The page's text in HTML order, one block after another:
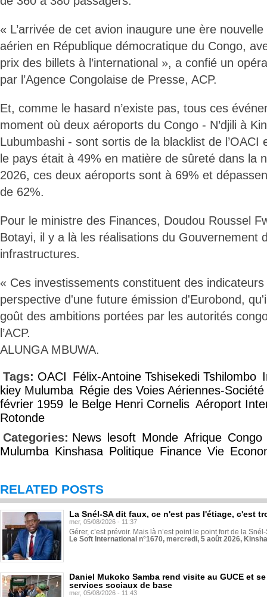
« L’arrivée de cet avion inaugure une ère
aérien en République démocratique du Congo,
prix des billets à l’international », a confié un
par l’Agence Congolaise de Presse, ACP.
Et, comme le hasard n’existe pas, tous ces
moment où deux aéroports du Congo - N’djili à
Lubumbashi - sont sortis de la blacklist de l’OACI
le pays était à 49% en matière de sûreté dans la
2026, ces deux aéroports sont à 69% et
de 62%.
Pour le ministre des Finances, Doudou Roussel
Botayi, il y a là les réalisations du Gouvernement
infrastructures.
« Ces investissements constituent des
perspective d'une future émission d'Eurobond,
goût des ambitions portées par les autorités
l’ACP.
ALUNGA MBUWA.
Tags: OACI Félix-Antoine Tshisekedi Tshilombo
kiey Mulumba Régie des Voies Aériennes-
février 1959
le Belge Henri Cornelis Aéroport
Rotonde
Categories: News lesoft Monde Afrique Congo
Mulumba Kinshasa Politique Finance Vie
RELATED POSTS
La Snél-SA dit faux, ce n'est pas l'étiage, c'est
mer, 05/08/2026 - 11:37
Gérer, c’est prévoir. Mais là n’est point le point fort de la
Le Soft International n°1670, mercredi, 5 août 2026,
Daniel Mukoko Samba rend visite au GUCE et
services sociaux de base
mer, 05/08/2026 - 11:43